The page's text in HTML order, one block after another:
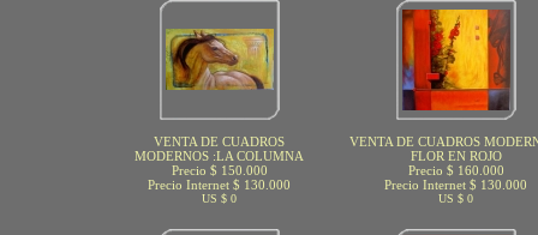
VENTA DE CUADROS
MODERNOS :LA COLUMNA
Precio $ 150.000
Precio Internet $ 130.000
US $ 0
VENTA DE CUADROS
FLOR EN ROJO
Precio $ 160.000
Precio Internet $ 130.000
US $ 0